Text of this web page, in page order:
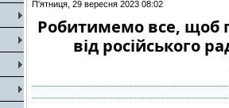
П'ятниця, 29 вересня 2023 08:02
Робитимемо все, щоб
від російського